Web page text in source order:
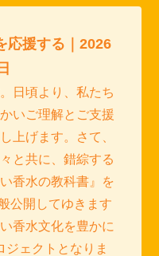
応援する｜2026
日頃より、私たち
いご理解とご支援
上げます。さて、
と共に、錯綜する
香水の教科書』を
公開してゆきます
香水文化を豊かに
ジェクトとなりま